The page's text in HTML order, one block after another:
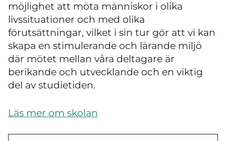
möjlighet att möta människor i olika
livssituationer och med olika
förutsättningar, vilket i sin tur gör att vi kan
skapa en stimulerande och lärande miljö
där mötet mellan våra deltagare är
berikande och utvecklande och en viktig
del av studietiden.
Läs mer om skolan